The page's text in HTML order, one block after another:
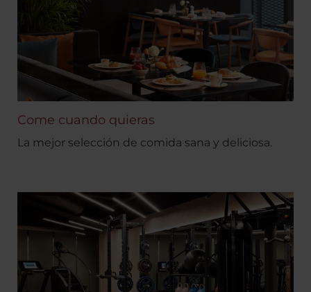
Come cuando quieras
La mejor selección de comida sana y deliciosa.